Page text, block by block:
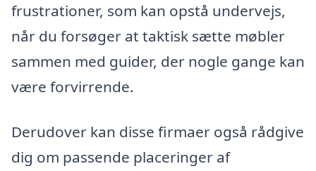
frustrationer, som kan opstå undervejs,
når du forsøger at taktisk sætte møbler
sammen med guider, der nogle gange kan
være forvirrende.
Derudover kan disse firmaer også rådgive
dig om passende placeringer af